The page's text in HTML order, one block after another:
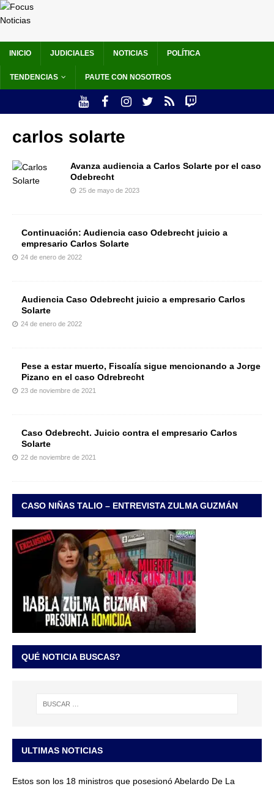
INICIO JUDICIALES NOTICIAS POLÍTICA
TENDENCIAS PAUTE CON NOSOTROS
carlos solarte
Avanza audiencia a Carlos Solarte por el caso
Odebrecht
25 de mayo de 2023
Continuación: Audiencia caso Odebrecht juicio a
empresario Carlos Solarte
24 de enero de 2022
Audiencia Caso Odebrecht juicio a empresario Carlos
Solarte
24 de enero de 2022
Pese a estar muerto, Fiscalía sigue mencionando a Jorge
Pizano en el caso Odrebrecht
23 de noviembre de 2021
Caso Odebrecht. Juicio contra el empresario Carlos
Solarte
22 de noviembre de 2021
CASO NIÑAS TALIO – ENTREVISTA ZULMA GUZMÁN
QUÉ NOTICIA BUSCAS?
ULTIMAS NOTICIAS
Estos son los 18 ministros que posesionó Abelardo De La